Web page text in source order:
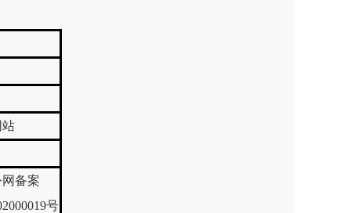
备案
号